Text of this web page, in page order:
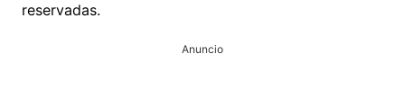
reservadas.
Anuncio